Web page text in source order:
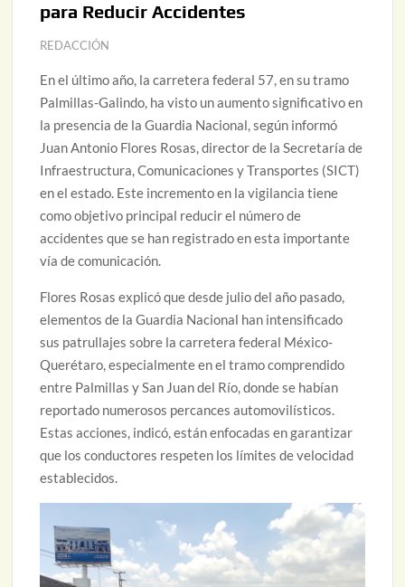
para Reducir Accidentes
REDACCIÓN
En el último año, la carretera federal 57, en su tramo
Palmillas-Galindo, ha visto un aumento significativo en
la presencia de la Guardia Nacional, según informó
Juan Antonio Flores Rosas, director de la Secretaría de
Infraestructura, Comunicaciones y Transportes (SICT)
en el estado. Este incremento en la vigilancia tiene
como objetivo principal reducir el número de
accidentes que se han registrado en esta importante
vía de comunicación.
Flores Rosas explicó que desde julio del año pasado,
elementos de la Guardia Nacional han intensificado
sus patrullajes sobre la carretera federal México-
Querétaro, especialmente en el tramo comprendido
entre Palmillas y San Juan del Río, donde se habían
reportado numerosos percances automovilísticos.
Estas acciones, indicó, están enfocadas en garantizar
que los conductores respeten los límites de velocidad
establecidos.